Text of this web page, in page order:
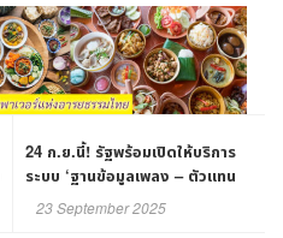
24 ก.ย.นี้! รัฐพร้อมเปิดให้บริการ
ระบบ ‘ฐานข้อมูลเพลง – ตัวแทน
ลิขสิทธิ์ – คดีละเมิดลิขสิทธิ์’ ผ่าน
เว็บไซต์ฯ
23 September 2025